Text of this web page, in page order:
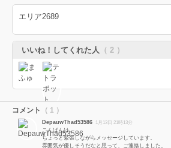
エリア2689
いいね！してくれた人 （ 2 ）
コメント （ 1 ）
DepauwThad53586 1月13日 21時13分
こんばんは。
ちょっと緊張しながらメッセージしています。
雰囲気が優しそうだなと思って、ご連絡しました。